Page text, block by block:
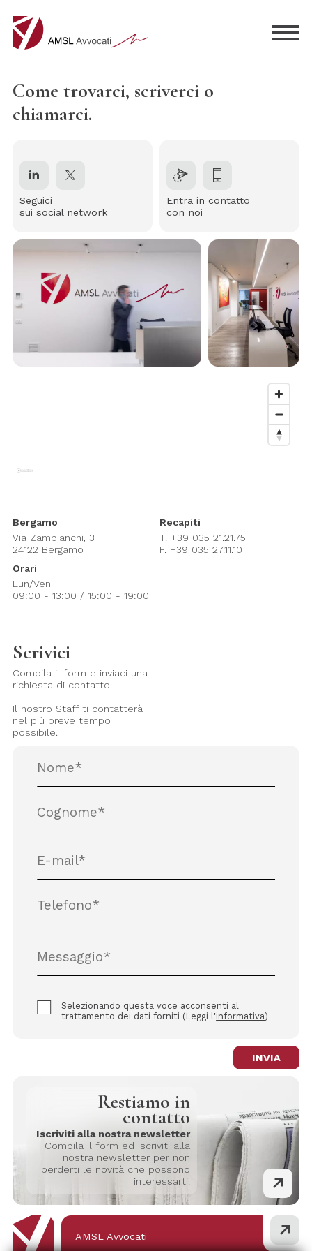
Come trovarci, scriverci o
chiamarci.
Seguici
sui social network
Entra in contatto
con noi
Bergamo
Via Zambianchi, 3
24122 Bergamo
Recapiti
T. +39 035 21.21.75
F. +39 035 27.11.10
Orari
Lun/Ven
09:00 - 13:00 / 15:00 - 19:00
Scrivici
Compila il form e inviaci una
richiesta di contatto.
Il nostro Staff ti contatterà
nel più breve tempo
possibile.
Selezionando questa voce acconsenti al
trattamento dei dati forniti (Leggi l'informativa)
INVIA
Restiamo in
contatto
Iscriviti alla nostra newsletter
Compila il form ed iscriviti alla
nostra newsletter per non
perderti le novità che possono
interessarti.
AMSL Avvocati